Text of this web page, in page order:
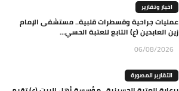
اخبار وتقارير
عمليات جراحية وقسطرات قلبية.. مستشفى الإمام
زين العابدين (ع) التابع للعتبة الحسي...
06/08/2026
التقارير المصورة